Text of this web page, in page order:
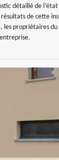
détaillé de l’état
de cette
les propriétaires